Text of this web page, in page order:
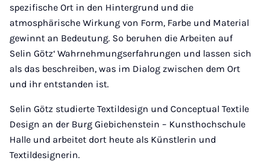
spezifische Ort in den Hintergrund und die
atmosphärische Wirkung von Form, Farbe und Material
gewinnt an Bedeutung. So beruhen die Arbeiten auf
Selin Götz‘ Wahrnehmungserfahrungen und lassen sich
als das beschreiben, was im Dialog zwischen dem Ort
und ihr entstanden ist.
Selin Götz studierte Textildesign und Conceptual Textile
Design an der Burg Giebichenstein – Kunsthochschule
Halle und arbeitet dort heute als Künstlerin und
Textildesignerin.